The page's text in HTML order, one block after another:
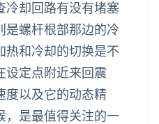
冷却回路有没有堵塞
是螺杆根部那边的冷
热和冷却的切换是不
设定点附近来回震
度以及它的动态精
，是最值得关注的一